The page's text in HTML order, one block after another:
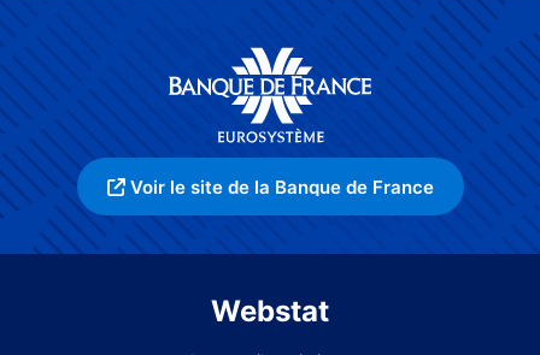
Voir le site de la Banque de France
Webstat